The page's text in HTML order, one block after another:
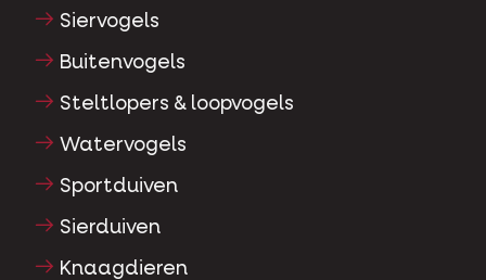
Siervogels
Buitenvogels
Steltlopers & loopvogels
Watervogels
Sportduiven
Sierduiven
Knaagdieren